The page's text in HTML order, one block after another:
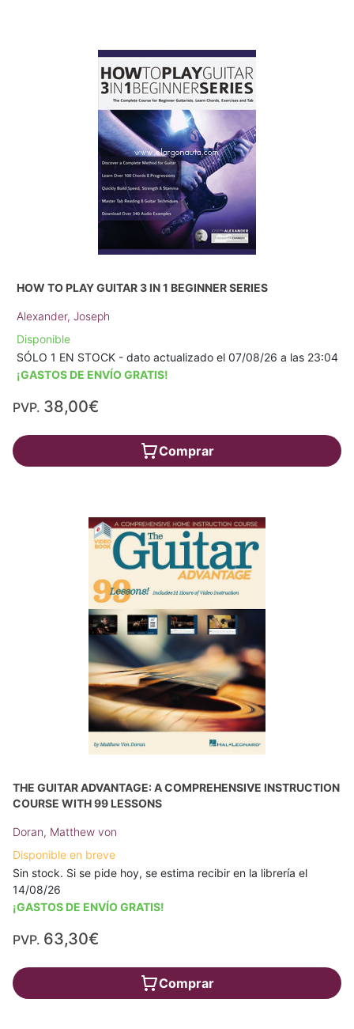
HOW TO PLAY GUITAR 3 IN 1 BEGINNER SERIES
Alexander, Joseph
Disponible
SÓLO 1 EN STOCK - dato actualizado el 07/08/26 a las 23:04
¡GASTOS DE ENVÍO GRATIS!
PVP. 38,00€
Comprar
THE GUITAR ADVANTAGE: A COMPREHENSIVE INSTRUCTION
COURSE WITH 99 LESSONS
Doran, Matthew von
Disponible en breve
Sin stock. Si se pide hoy, se estima recibir en la librería el
14/08/26
¡GASTOS DE ENVÍO GRATIS!
PVP. 63,30€
Comprar